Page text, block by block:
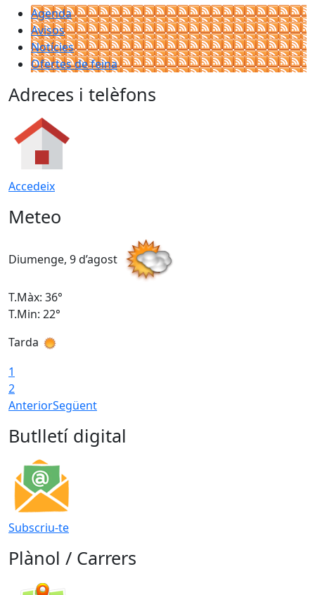
Agenda
Avisos
Notícies
Ofertes de feina
Adreces i telèfons
Accedeix
Meteo
Diumenge, 9 d’agost
T.Màx: 36°
T.Min: 22°
Tarda
1
2
AnteriorSegüent
Butlletí digital
Subscriu-te
Plànol / Carrers